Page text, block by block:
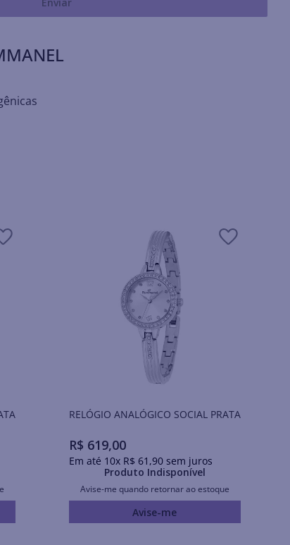
RELÓGIO ANALÓGICO SOCIAL PRATA
R$ 619,00
Em até 10x R$ 61 ,90sem juros
Produto Indisponível
Avise-me quando retornar ao estoque
Avise-me